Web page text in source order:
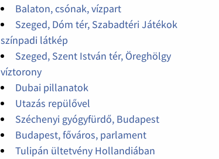
Balaton, csónak, vízpart
Szeged, Dóm tér, Szabadtéri Játékok
színpadi látkép
Szeged, Szent István tér, Öreghölgy
víztorony
Dubai pillanatok
Utazás repülővel
Széchenyi gyógyfürdő, Budapest
Budapest, főváros, parlament
Tulipán ültetvény Hollandiában